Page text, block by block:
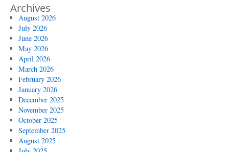
Archives
August 2026
July 2026
June 2026
May 2026
April 2026
March 2026
February 2026
January 2026
December 2025
November 2025
October 2025
September 2025
August 2025